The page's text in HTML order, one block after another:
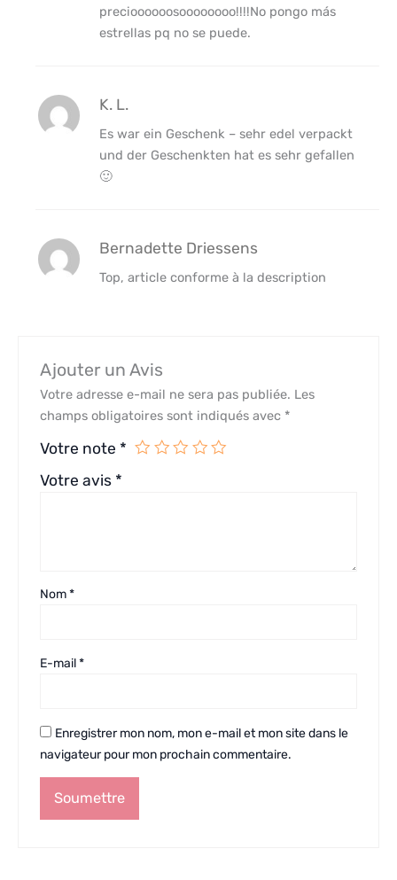
precioooooosoooooooo!!!!No pongo más
estrellas pq no se puede.
K. L.
Es war ein Geschenk – sehr edel verpackt
und der Geschenkten hat es sehr gefallen
🙂
Bernadette Driessens
Top, article conforme à la description
Ajouter un Avis
Votre adresse e-mail ne sera pas publiée. Les
champs obligatoires sont indiqués avec *
Votre note *
Votre avis *
Nom*
E-mail*
Enregistrer mon nom, mon e-mail et mon site dans le
navigateur pour mon prochain commentaire.